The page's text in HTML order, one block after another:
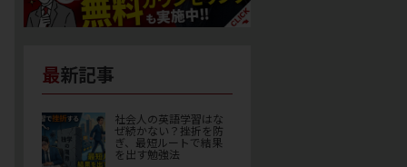
最新記事
社会人の英語学習はな
ぜ続かない？挫折を防
ぎ、最短ルートで結果
を出す勉強法